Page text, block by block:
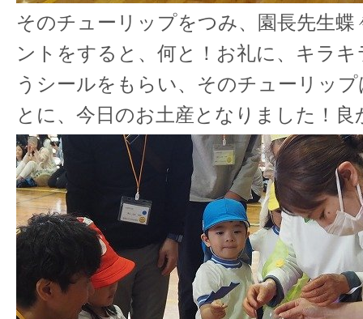
そのチューリップをつみ、園長先生
ントをすると、何と！お礼に、キラ
うシールをもらい、そのチューリッ
とに、今日のお土産となりました！良